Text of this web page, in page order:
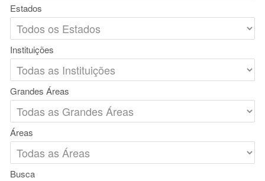
Estados
Instituições
Grandes Áreas
Áreas
Busca